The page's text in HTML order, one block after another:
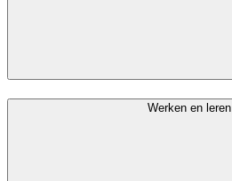
Werken en leren